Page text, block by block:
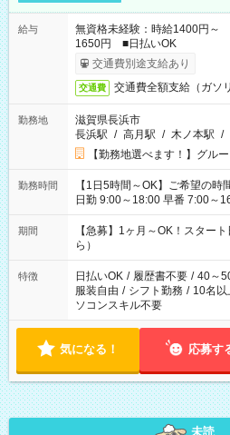
給与
無資格未経験：時給1400円～
1650円 ■日払いOK
交通費別途支給あり
交通費 交通費全額支給（ガソ
勤務地
滋賀県長浜市
長浜駅 / 高月駅 / 木ノ本駅 /
【勤務地選べます！】グル
勤務時間
【1日5時間～OK】ご希望の時間をご
日勤 9:00～18:00 早番 7:00～
短 10:00～15:00 上記はあくまで一例です。 「夕方までには帰
宅しておきたい」 「朝はゆっ
時間を有効に使いたい」 など
ね。
期間
【急募】1ヶ月～OK！スター
ら）
特徴 日払いOK / 履歴書不要 / 40～
服装自由 / シフト勤務 / 10名以
ソコンスキル不要
気になる！ 応募す
未読